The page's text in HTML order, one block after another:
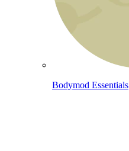
Bodymod Essentials